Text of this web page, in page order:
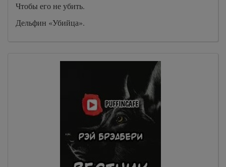
Чтобы его не убить.
Дельфин «Убийца».